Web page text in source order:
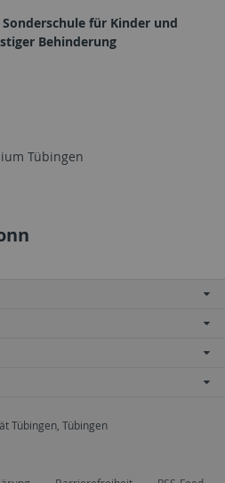
für Kinder und
Behinderung
Tübingen
Tübingen, Tübingen